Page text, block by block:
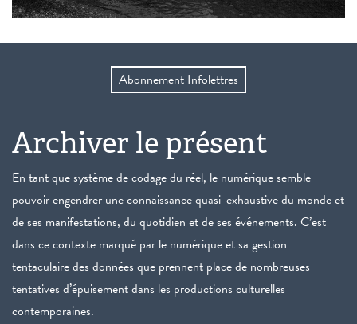
Abonnement Infolettres
Archiver le présent
En tant que système de codage du réel, le numérique semble
pouvoir engendrer une connaissance quasi-exhaustive du monde et
de ses manifestations, du quotidien et de ses événements. C’est
dans ce contexte marqué par le numérique et sa gestion
tentaculaire des données que prennent place de nombreuses
tentatives d’épuisement dans les productions culturelles
contemporaines.